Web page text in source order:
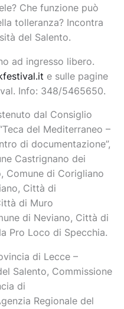
Che funzione può
tolleranza? Incontra
del Salento.
ad ingresso libero.
e sulle pagine
Info: 348/5465650.
dal Consiglio
del Mediterraneo –
di documentazione”,
Castrignano dei
Comune di Corigliano
Città di
di Muro
di Neviano, Città di
Pro Loco di Specchia.
di Lecce –
Salento, Commissione
di
Regionale del